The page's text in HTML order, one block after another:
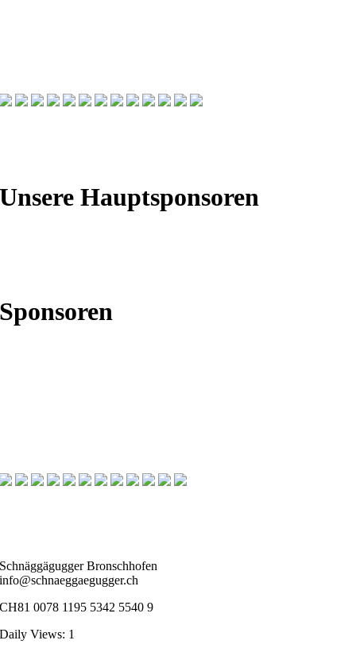
Unsere Hauptsponsoren
Sponsoren
Schnäggägugger Bronschhofen
info@schnaeggaegugger.ch
CH81 0078 1195 5342 5540 9
Daily Views: 1